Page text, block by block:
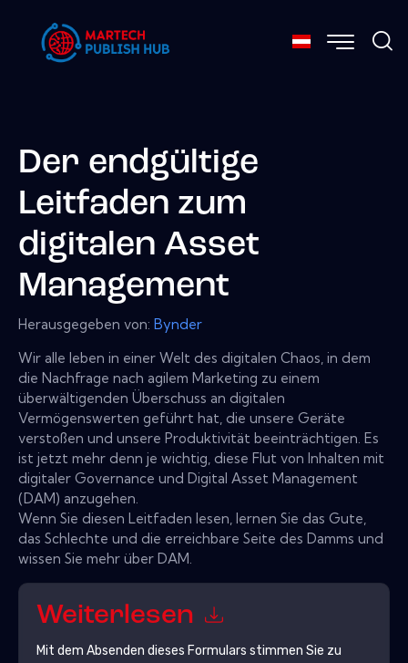
Der endgültige
Leitfaden zum
digitalen Asset
Management
Herausgegeben von: Bynder
Wir alle leben in einer Welt des digitalen Chaos, in dem
die Nachfrage nach agilem Marketing zu einem
überwältigenden Überschuss an digitalen
Vermögenswerten geführt hat, die unsere Geräte
verstoßen und unsere Produktivität beeinträchtigen. Es
ist jetzt mehr denn je wichtig, diese Flut von Inhalten mit
digitaler Governance und Digital Asset Management
(DAM) anzugehen.
Wenn Sie diesen Leitfaden lesen, lernen Sie das Gute,
das Schlechte und die erreichbare Seite des Damms und
wissen Sie mehr über DAM.
Weiterlesen
Mit dem Absenden dieses Formulars stimmen Sie zu